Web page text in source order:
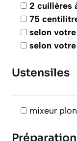
2 cuillères
75
selon
selon
Ustensiles
mixeur
Préparation